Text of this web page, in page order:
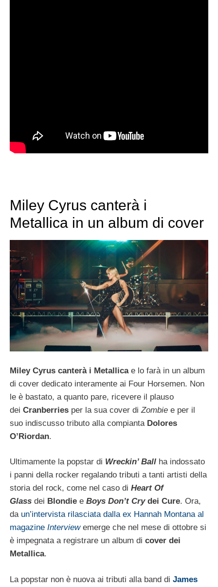
Miley Cyrus canterà i
Metallica in un album di cover
Miley Cyrus canterà i Metallicae lo farà in un album
di cover dedicato interamente ai Four Horsemen. Non
le è bastato, a quanto pare, ricevere il plauso
dei Cranberries per la sua cover di Zombie e per il
suo indiscusso tributo alla compianta Dolores
O’Riordan.
Ultimamente la popstar di Wreckin’ Ball ha indossato
i panni della rocker regalando tributi a tanti artisti della
storia del rock, come nel caso di Heart Of
Glass dei Blondie e Boys Don’t Crydei Cure. Ora,
da un’intervista rilasciata dalla ex Hannah Montana al
magazine Interviewemerge che nel mese di ottobre si
è impegnata a registrare un album di cover dei
Metallica.
La popstar non è nuova ai tributi alla band di James